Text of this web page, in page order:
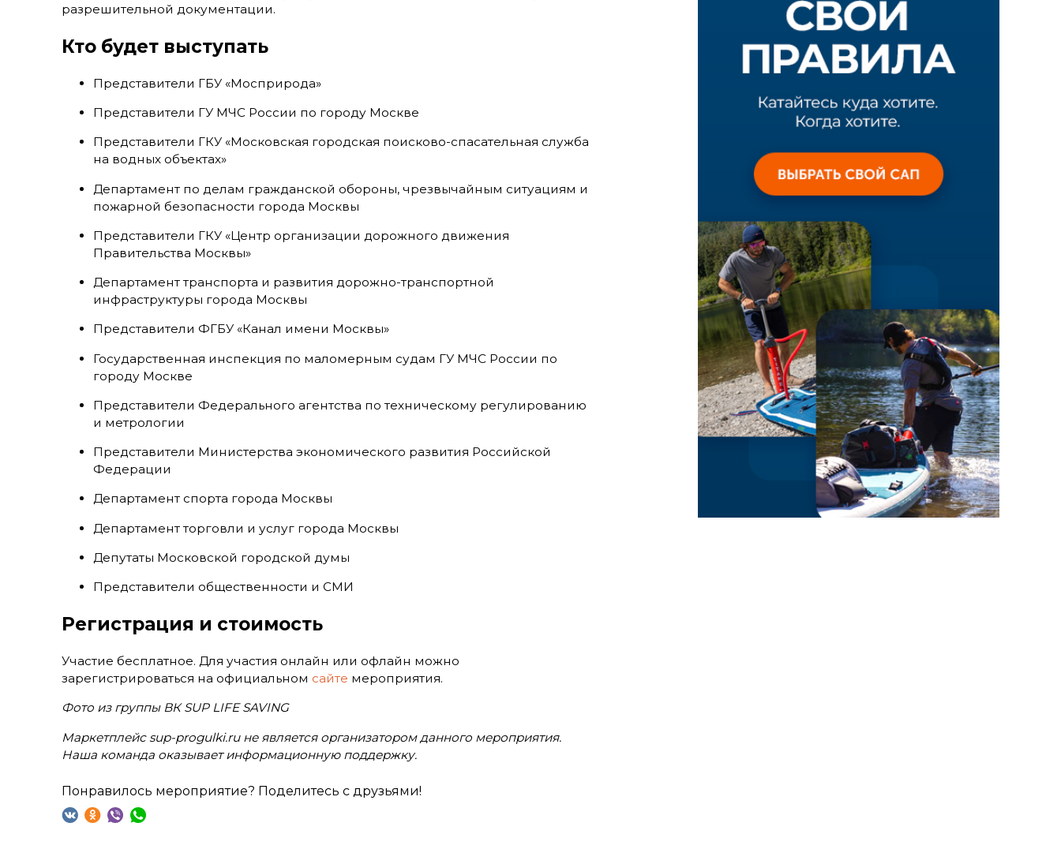
разрешительной документации.
Кто будет выступать
Представители ГБУ «Мосприрода»
Представители ГУ МЧС России по городу Москве
Представители ГКУ «Московская городская поисково-спасательная служба
на водных объектах»
Департамент по делам гражданской обороны, чрезвычайным ситуациям и
пожарной безопасности города Москвы
Представители ГКУ «Центр организации дорожного движения
Правительства Москвы»
Департамент транспорта и развития дорожно-транспортной
инфраструктуры города Москвы
Представители ФГБУ «Канал имени Москвы»
Государственная инспекция по маломерным судам ГУ МЧС России по
городу Москве
Представители Федерального агентства по техническому регулированию
и метрологии
Представители Министерства экономического развития Российской
Федерации
Департамент спорта города Москвы
Департамент торговли и услуг города Москвы
Депутаты Московской городской думы
Представители общественности и СМИ
Регистрация и стоимость
Участие бесплатное. Для участия онлайн или офлайн можно
зарегистрироваться на официальном сайте мероприятия.
Фото из группы ВК SUP LIFE SAVING
Маркетплейс sup-progulki.ru не является организатором данного мероприятия.
Наша команда оказывает информационную поддержку.
Понравилось мероприятие? Поделитесь с друзьями!